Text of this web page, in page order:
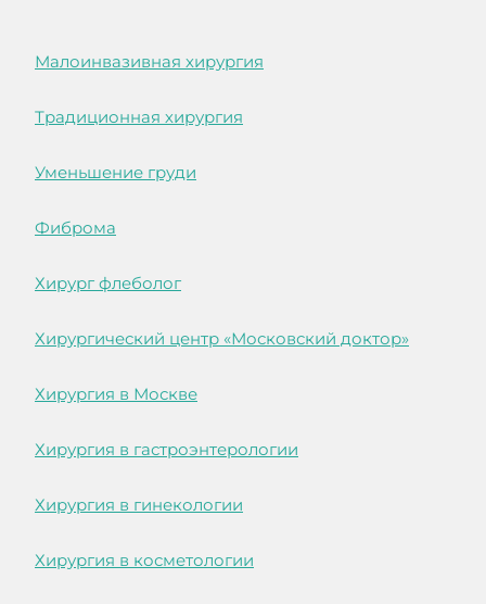
Малоинвазивная хирургия
Традиционная хирургия
Уменьшение груди
Фиброма
Хирург флеболог
Хирургический центр «Московский доктор»
Хирургия в Москве
Хирургия в гастроэнтерологии
Хирургия в гинекологии
Хирургия в косметологии